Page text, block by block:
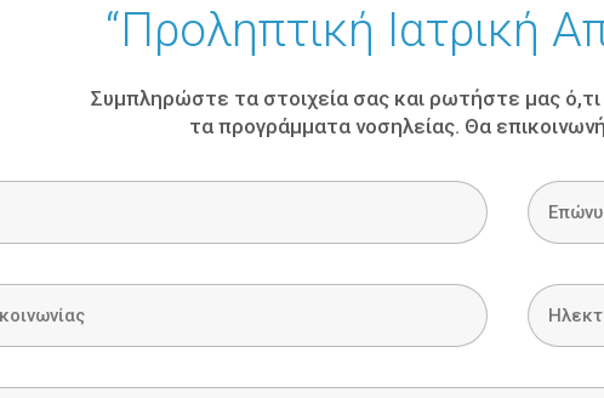
“Προληπτική Ιατρική
Συμπληρώστε τα στοιχεία σας και ρωτήστε μας
τα προγράμματα νοσηλείας. Θα